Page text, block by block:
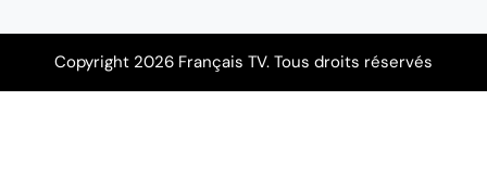
Copyright 2026 Français TV. Tous droits réservés